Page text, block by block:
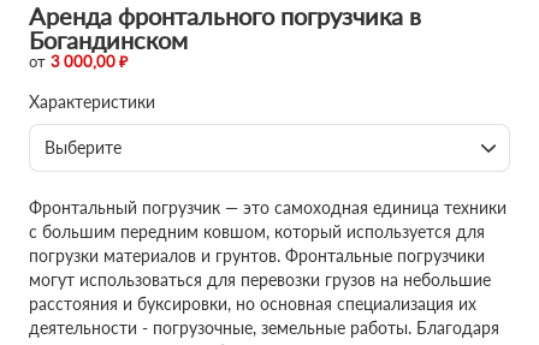
Аренда фронтального погрузчика в
Богандинском
от 3 000,00 ₽
Характеристики
Выберите
Фронтальный погрузчик — это самоходная единица техники
с большим передним ковшом, который используется для
погрузки материалов и грунтов. Фронтальные погрузчики
могут использоваться для перевозки грузов на небольшие
расстояния и буксировки, но основная специализация их
деятельности - погрузочные, земельные работы. Благодаря